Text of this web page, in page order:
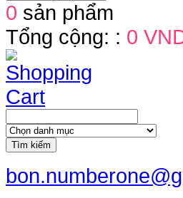
0 sản phẩm
Tổng cộng: : 0
Tìm kiếm